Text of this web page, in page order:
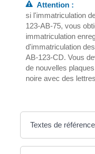
Attention :
si l'immatriculation
123-AB-75, vous
immatriculation
d'immatriculation
AB-123-CD. Vous
de nouvelles
noire avec des
Textes de référence